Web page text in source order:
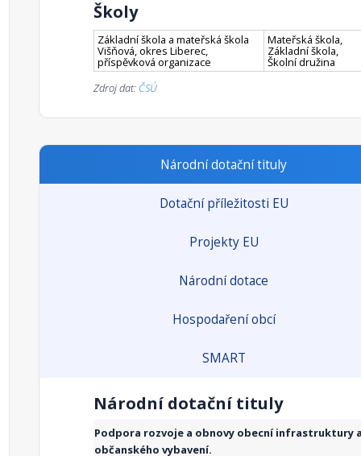
Školy
Základní škola a mateřská škola
Višňová, okres Liberec,
příspěvková organizace
Mateřská škola,
Základní škola,
Školní družina
Zdroj dat: ČSÚ
Národní dotační tituly
Dotační příležitosti EU
Projekty EU
Národní dotace
Hospodaření obcí
SMART
Národní dotační tituly
Podpora rozvoje a obnovy obecní infrastruktury
občanského vybavení.